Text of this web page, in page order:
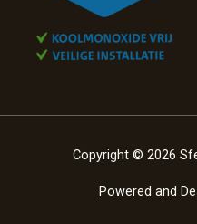
Copyright © 2026
Powered and